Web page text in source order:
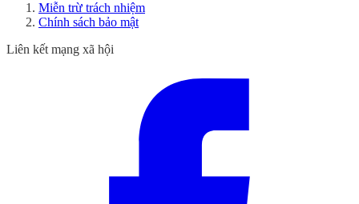
Miễn trừ trách nhiệm
Chính sách bảo mật
Liên kết mạng xã hội